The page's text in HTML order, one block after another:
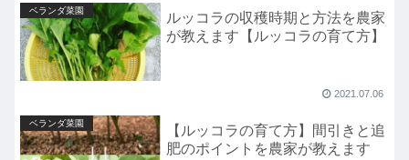
ベランダ菜園
ルッコラの収穫時期と方法を農家
が教えます【ルッコラの育て方】
2021.07.06
ベランダ菜園
【ルッコラの育て方】間引きと追
肥のポイントを農家が教えます